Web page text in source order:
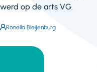
werd op de arts VG.
Auteur:
Ronella Bleijenburg